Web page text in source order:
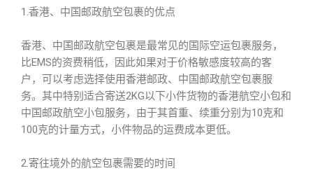
1.香港、中国邮政航空包裹的优点
香港、中国邮政航空包裹是最常见的国际空运包裹服务，
比EMS的资费稍低，因此如果对于价格敏感度较高的客
户，可以考虑选择使用香港邮政、中国邮政航空包裹服
务。其中特别适合寄送2KG以下小件货物的香港航空小包和
中国邮政航空小包服务，由于其首重、续重分别为10克和
100克的计量方式，小件物品的运费成本更低。
2.寄往境外的航空包裹需要的时间